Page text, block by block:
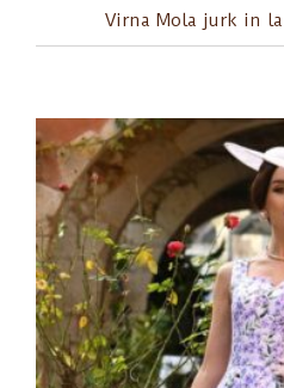
Virna Mola jurk in